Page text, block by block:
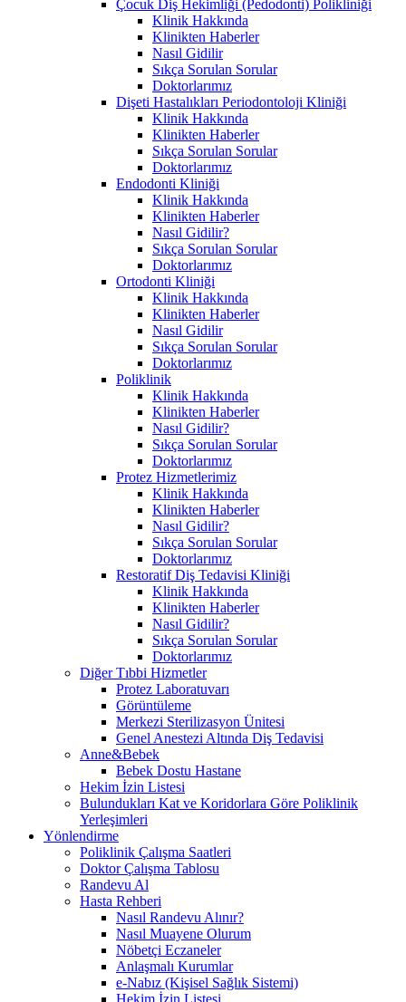
Çocuk Diş Hekimliği (Pedodonti) Polikliniği
Klinik Hakkında
Klinikten Haberler
Nasıl Gidilir
Sıkça Sorulan Sorular
Doktorlarımız
Dişeti Hastalıkları Periodontoloji Kliniği
Klinik Hakkında
Klinikten Haberler
Sıkça Sorulan Sorular
Doktorlarımız
Endodonti Kliniği
Klinik Hakkında
Klinikten Haberler
Nasıl Gidilir?
Sıkça Sorulan Sorular
Doktorlarımız
Ortodonti Kliniği
Klinik Hakkında
Klinikten Haberler
Nasıl Gidilir
Sıkça Sorulan Sorular
Doktorlarımız
Poliklinik
Klinik Hakkında
Klinikten Haberler
Nasıl Gidilir?
Sıkça Sorulan Sorular
Doktorlarımız
Protez Hizmetlerimiz
Klinik Hakkında
Klinikten Haberler
Nasıl Gidilir?
Sıkça Sorulan Sorular
Doktorlarımız
Restoratif Diş Tedavisi Kliniği
Klinik Hakkında
Klinikten Haberler
Nasıl Gidilir?
Sıkça Sorulan Sorular
Doktorlarımız
Diğer Tıbbi Hizmetler
Protez Laboratuvarı
Görüntüleme
Merkezi Sterilizasyon Ünitesi
Genel Anestezi Altında Diş Tedavisi
Anne&Bebek
Bebek Dostu Hastane
Hekim İzin Listesi
Bulundukları Kat ve Koridorlara Göre Poliklinik
Yerleşimleri
Yönlendirme
Poliklinik Çalışma Saatleri
Doktor Çalışma Tablosu
Randevu Al
Hasta Rehberi
Nasıl Randevu Alınır?
Nasıl Muayene Olurum
Nöbetçi Eczaneler
Anlaşmalı Kurumlar
e-Nabız (Kişisel Sağlık Sistemi)
Hekim İzin Listesi